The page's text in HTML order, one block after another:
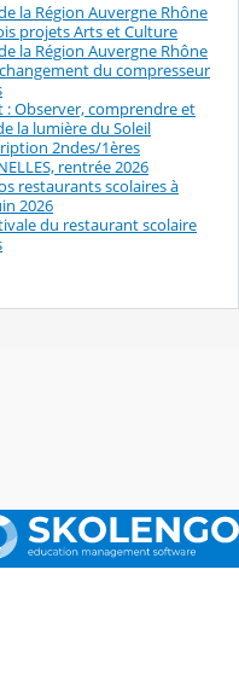
la Région Auvergne Rhône
projets Arts et Culture
la Région Auvergne Rhône
du compresseur
: Observer, comprendre et
la lumière du Soleil
2ndes/1ères
rentrée 2026
restaurants scolaires à
2026
du restaurant scolaire